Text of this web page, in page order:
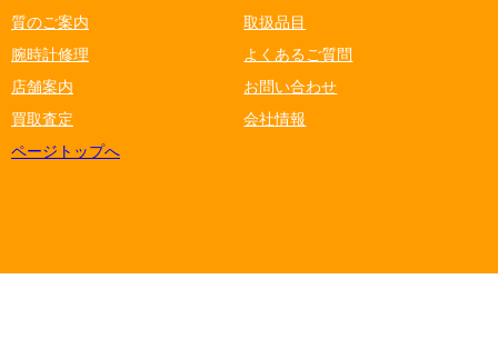
質のご案内
取扱品目
腕時計修理
よくあるご質問
店舗案内
お問い合わせ
買取査定
会社情報
ページトップへ